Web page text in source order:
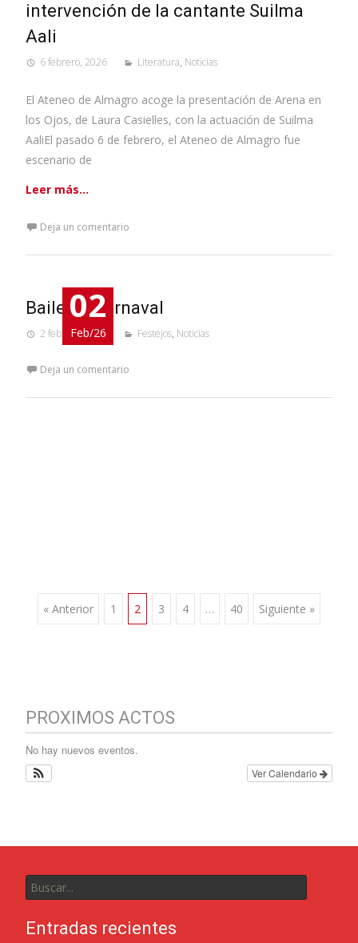
intervención de la cantante Suilma
Aali
6 febrero, 2026 Literatura, Noticias
El Ateneo de Almagro acoge la presentación de Arena en
los Ojos, de Laura Casielles, con la actuación de Suilma
AaliEl pasado 6 de febrero, el Ateneo de Almagro fue
escenario de
Leer más…
Deja un comentario
02
Feb/26
Baile de Carnaval
2 febrero, 2026 Festejos, Noticias
Deja un comentario
« Anterior 1 2 3 4 … 40 Siguiente »
PROXIMOS ACTOS
No hay nuevos eventos.
Ver Calendario
Entradas recientes